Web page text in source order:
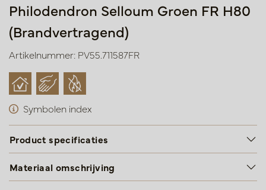
Philodendron Selloum Groen FR H80
(Brandvertragend)
Artikelnummer: PV55.711587FR
Symbolen index
Product specificaties
Materiaal omschrijving